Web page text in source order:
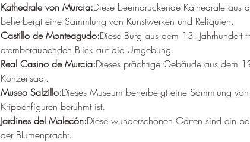
Kathedrale von Murcia:Diese beeindruckende Kathedrale aus
beherbergt eine Sammlung von Kunstwerken und Reliquien.
Castillo de Monteagudo:Diese Burg aus dem 13.
atemberaubenden Blick auf die Umgebung.
Real Casino de Murcia:Dieses prächtige Gebäude aus dem
Konzertsaal.
Museo Salzillo:Dieses Museum beherbergt eine Sammlung
Krippenfiguren berühmt ist.
Jardines del Malecón:Diese wunderschönen Gärten sind ein
der Blumenpracht.